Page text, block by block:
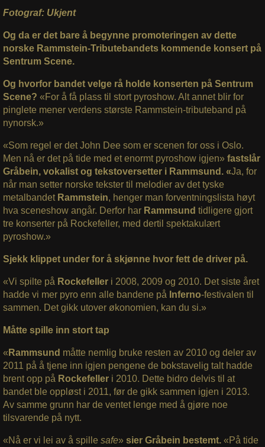
Fotograf: Ukjent
Og da er det bare å begynne promoteringen av dette
norske Rammstein-Tributebandets kommende konsert på
Sentrum Scene.
Og hvorfor bandet velge rå holde konserten på Sentrum
Scene? «For å få plass til stort pyroshow. Alt annet blir for
pinglete mener verdens største Rammstein-tributeband på
nynorsk.»
«Som regel er det John Dee som er scenen for oss i Oslo.
Men nå er det på tide med et enormt pyroshow igjen» fastslår
Gråbein, vokalist og tekstoversetter i Rammsund. «Ja, for
når man setter norske tekster til melodier av det tyske
metalbandet Rammstein, henger man forventningslista høyt
hva sceneshow angår. Derfor har Rammsund tidligere gjort
tre konserter på Rockefeller, med dertil spektakulært
pyroshow.»
Sjekk klippet under for å skjønne hvor fett de driver på.
«Vi spilte på Rockefeller i 2008, 2009 og 2010. Det siste året
hadde vi mer pyro enn alle bandene på Inferno-festivalen til
sammen. Det gikk utover økonomien, kan du si.»
Måtte spille inn stort tap
« Rammsund måtte nemlig bruke resten av 2010 og deler av
2011 på å tjene inn igjen pengene de bokstavelig talt hadde
brent opp på Rockefeller i 2010. Dette bidro delvis til at
bandet ble oppløst i 2011, før de gikk sammen igjen i 2013.
Av samme grunn har de ventet lenge med å gjøre noe
tilsvarende på nytt.
«Nå er vi lei av å spille safe» sier Gråbein bestemt.«På tide